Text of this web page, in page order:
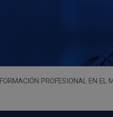
FORMACIÓN PROFESIONAL EN EL